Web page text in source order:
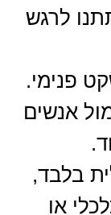
לרגש
פנימי.
אנשים
בלבד,
או